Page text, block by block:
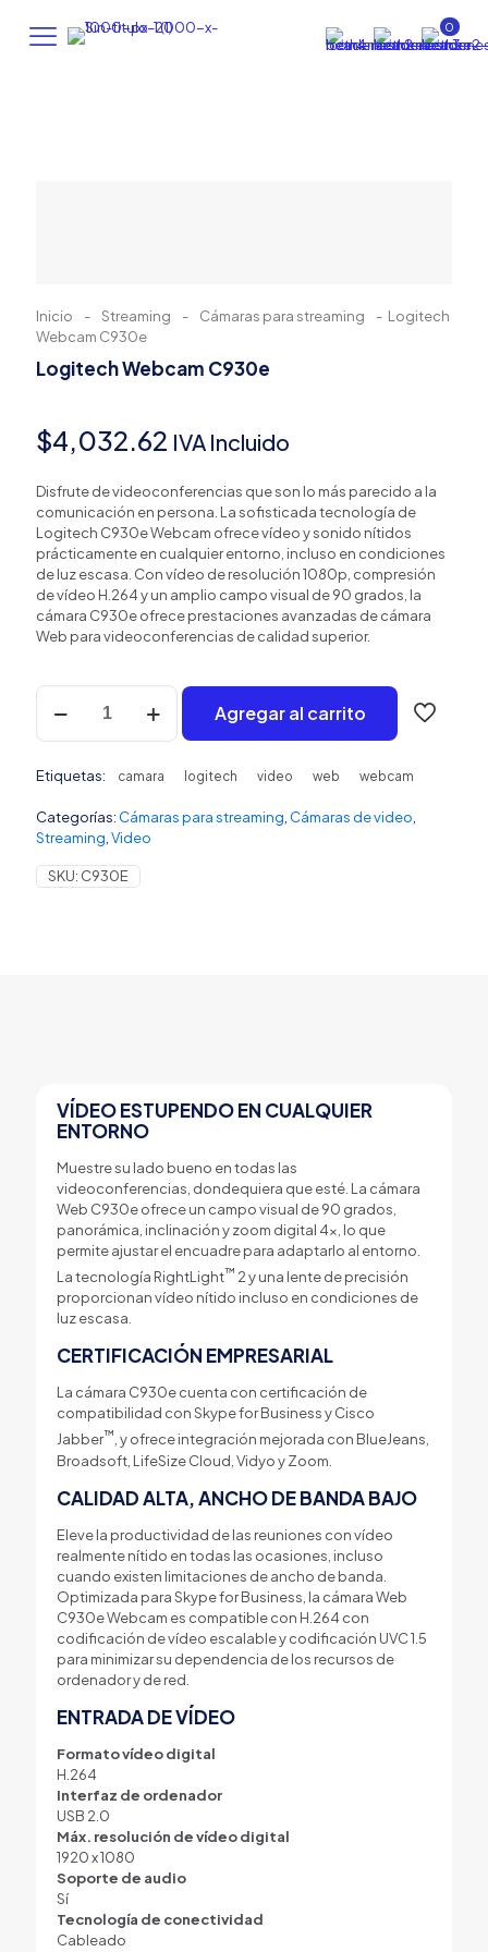
0
Inicio - Streaming - Cámaras para streaming - Logitech
Webcam C930e
Logitech Webcam C930e
$4,032.62 IVA Incluido
Disfrute de videoconferencias que son lo más parecido a la
comunicación en persona. La sofisticada tecnología de
Logitech C930e Webcam ofrece vídeo y sonido nítidos
prácticamente en cualquier entorno, incluso en condiciones
de luz escasa. Con vídeo de resolución 1080p, compresión
de vídeo H.264 y un amplio campo visual de 90 grados, la
cámara C930e ofrece prestaciones avanzadas de cámara
Web para videoconferencias de calidad superior.
Logitech
Webcam
C930e
Agregar al carrito
Etiquetas: camara logitech video web webcam
Categorías: Cámaras para streaming Cámaras de video
Streaming Video
SKU: C930E
VÍDEO ESTUPENDO EN CUALQUIER
ENTORNO
Muestre su lado bueno en todas las
videoconferencias, dondequiera que esté. La cámara
Web C930e ofrece un campo visual de 90 grados,
panorámica, inclinación y zoom digital 4x, lo que
permite ajustar el encuadre para adaptarlo al entorno.
La tecnología RightLight™ 2 y una lente de precisión
proporcionan vídeo nítido incluso en condiciones de
luz escasa.
CERTIFICACIÓN EMPRESARIAL
La cámara C930e cuenta con certificación de
compatibilidad con Skype for Business y Cisco
Jabber™, y ofrece integración mejorada con BlueJeans,
Broadsoft, LifeSize Cloud, Vidyo y Zoom.
CALIDAD ALTA, ANCHO DE BANDA BAJO
Eleve la productividad de las reuniones con vídeo
realmente nítido en todas las ocasiones, incluso
cuando existen limitaciones de ancho de banda.
Optimizada para Skype for Business, la cámara Web
C930e Webcam es compatible con H.264 con
codificación de vídeo escalable y codificación UVC 1.5
para minimizar su dependencia de los recursos de
ordenador y de red.
ENTRADA DE VÍDEO
Formato vídeo digital
H.264
Interfaz de ordenador
USB 2.0
Máx. resolución de vídeo digital
1920 x 1080
Soporte de audio
Sí
Tecnología de conectividad
Cableado